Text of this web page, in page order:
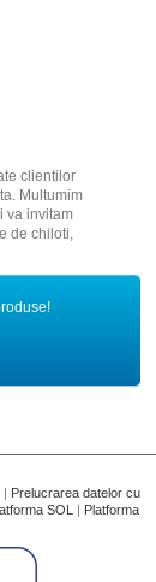
clientilor
Multumim
va invitam
de chiloti,
| Prelucrarea datelor cu
SOL | Platforma